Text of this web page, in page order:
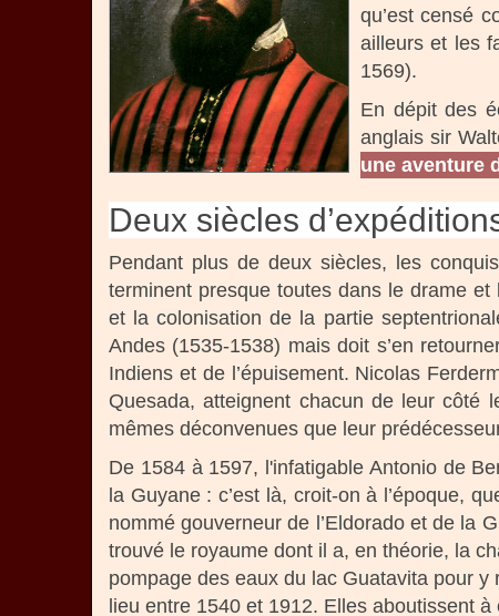
qu’est censé
ailleurs et les
1569).
En dépit des
anglais sir
une aventure
Deux siècles
Pendant plus de deux siècles, les
terminent presque toutes dans le drame et
et la colonisation de la partie
Andes (1535-1538) mais doit s’en
Indiens et de l’épuisement. Nicolas
Quesada, atteignent chacun de leur côté
mêmes déconvenues que leur
De 1584 à 1597, l'infatigable Antonio de
la Guyane : c’est là, croit-on à l’époque,
nommé gouverneur de l’Eldorado et de la
trouvé le royaume dont il a, en théorie, la
pompage des eaux du lac Guatavita pour
lieu entre 1540 et 1912. Elles aboutissent